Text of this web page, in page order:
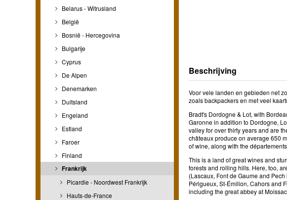
Belarus - Witrusland
België
Bosnië - Hercegovina
Bulgarije
Cyprus
De Alpen
Denemarken
Duitsland
Engeland
Estland
Faroer
Finland
Frankrijk
Picardie - Noordwest Frankrijk
Hauts-de-France
Beschrijving
Voor vele landen en gebieden net
zoals backpackers en met veel
Bradt's Dordogne & Lot, with
Garonne in addition to Dordogne,
valley for over thirty years and are
châteaux produce on average 650
of wine, along with the
This is a land of great wines and
forests and rolling hills. Here, too,
(Lascaux, Font de Gaume and
Périgueux, St-Émilion, Cahors and
including the great abbey at